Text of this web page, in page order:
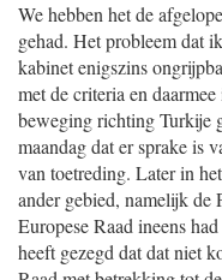
We hebben het de
gehad. Het probleem dat
kabinet enigszins
met de criteria en
beweging richting Turkije
maandag dat er sprake is
van toetreding. Later in
ander gebied, namelijk de
Europese Raad ineens
heeft gezegd dat dat niet